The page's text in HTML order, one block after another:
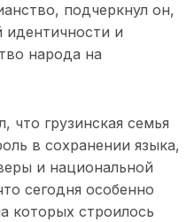
подчеркнул он,
идентичности и
народа на
что грузинская семья
в сохранении языка,
и национальной
сегодня особенно
которых строилось